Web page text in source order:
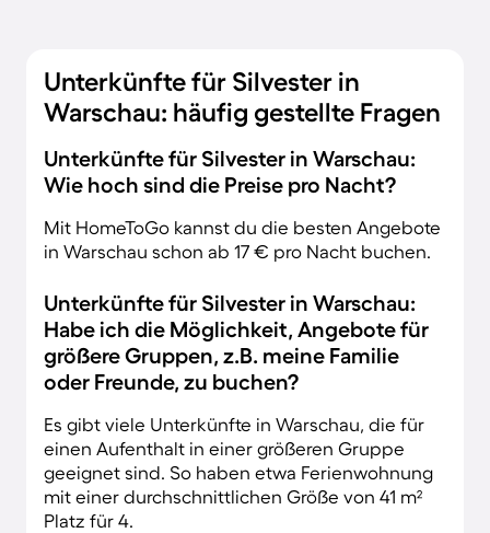
Unterkünfte für Silvester in
Warschau: häufig gestellte Fragen
Unterkünfte für Silvester in Warschau:
Wie hoch sind die Preise pro Nacht?
Mit HomeToGo kannst du die besten Angebote
in Warschau schon ab 17 € pro Nacht buchen.
Unterkünfte für Silvester in Warschau:
Habe ich die Möglichkeit, Angebote für
größere Gruppen, z.B. meine Familie
oder Freunde, zu buchen?
Es gibt viele Unterkünfte in Warschau, die für
einen Aufenthalt in einer größeren Gruppe
geeignet sind. So haben etwa Ferienwohnung
mit einer durchschnittlichen Größe von 41 m²
Platz für 4.